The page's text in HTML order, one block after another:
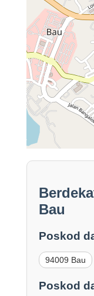
Bau
Poskod
94009 Bau
Poskod